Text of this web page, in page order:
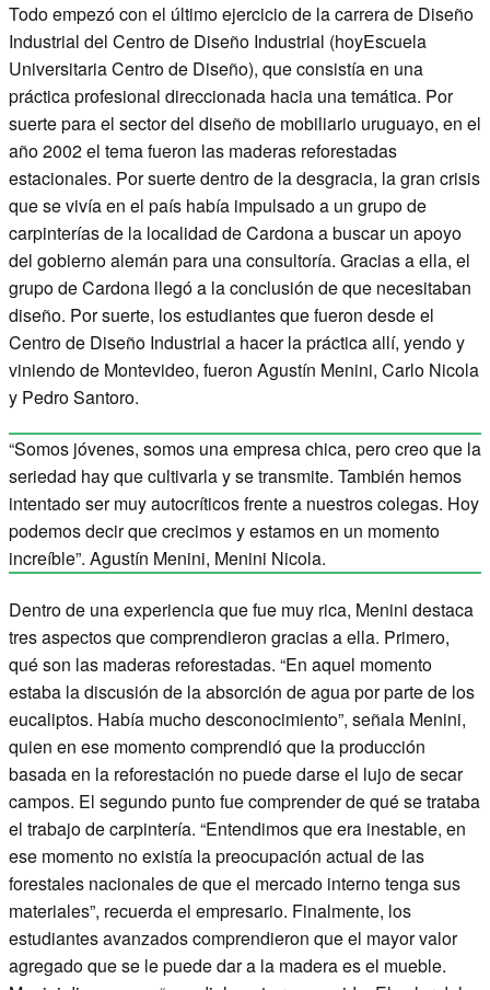
Todo empezó con el último ejercicio de la carrera de Diseño
Industrial del Centro de Diseño Industrial (hoyEscuela
Universitaria Centro de Diseño), que consistía en una
práctica profesional direccionada hacia una temática. Por
suerte para el sector del diseño de mobiliario uruguayo, en el
año 2002 el tema fueron las maderas reforestadas
estacionales. Por suerte dentro de la desgracia, la gran crisis
que se vivía en el país había impulsado a un grupo de
carpinterías de la localidad de Cardona a buscar un apoyo
del gobierno alemán para una consultoría. Gracias a ella, el
grupo de Cardona llegó a la conclusión de que necesitaban
diseño. Por suerte, los estudiantes que fueron desde el
Centro de Diseño Industrial a hacer la práctica allí, yendo y
viniendo de Montevideo, fueron Agustín Menini, Carlo Nicola
y Pedro Santoro.
“Somos jóvenes, somos una empresa chica, pero creo que la
seriedad hay que cultivarla y se transmite. También hemos
intentado ser muy autocríticos frente a nuestros colegas. Hoy
podemos decir que crecimos y estamos en un momento
increíble”. Agustín Menini, Menini Nicola.
Dentro de una experiencia que fue muy rica, Menini destaca
tres aspectos que comprendieron gracias a ella. Primero,
qué son las maderas reforestadas. “En aquel momento
estaba la discusión de la absorción de agua por parte de los
eucaliptos. Había mucho desconocimiento”, señala Menini,
quien en ese momento comprendió que la producción
basada en la reforestación no puede darse el lujo de secar
campos. El segundo punto fue comprender de qué se trataba
el trabajo de carpintería. “Entendimos que era inestable, en
ese momento no existía la preocupación actual de las
forestales nacionales de que el mercado interno tenga sus
materiales”, recuerda el empresario. Finalmente, los
estudiantes avanzados comprendieron que el mayor valor
agregado que se le puede dar a la madera es el mueble.